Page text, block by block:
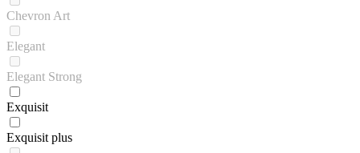
Chevron Art
Elegant
Elegant Strong
Exquisit
Exquisit plus